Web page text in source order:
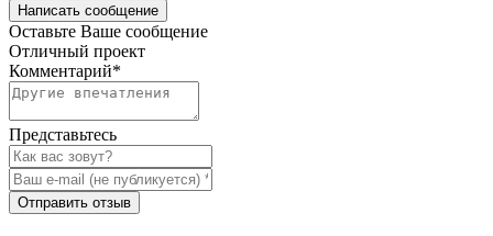
Написать сообщение
Оставьте Ваше сообщение
Отличный проект
Комментарий*
Представьтесь
Отправить отзыв